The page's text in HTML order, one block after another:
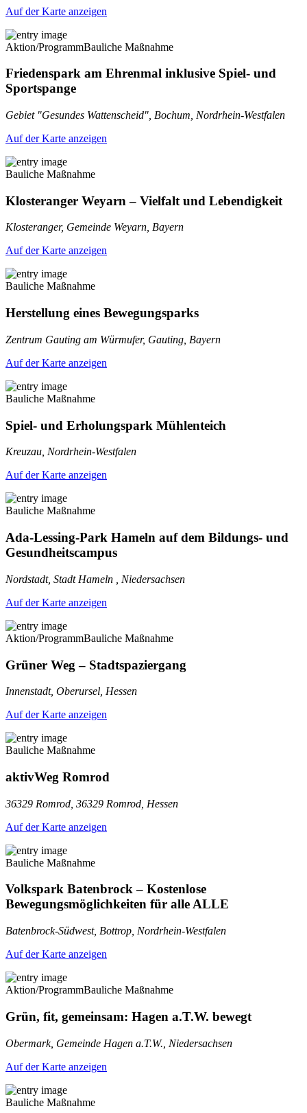
Auf der Karte anzeigen
Aktion/ProgrammBauliche Maßnahme
Friedenspark am Ehrenmal inklusive Spiel- und
Sportspange
Gebiet "Gesundes Wattenscheid", Bochum, Nordrhein-Westfalen
Auf der Karte anzeigen
Bauliche Maßnahme
Klosteranger Weyarn – Vielfalt und Lebendigkeit
Klosteranger, Gemeinde Weyarn, Bayern
Auf der Karte anzeigen
Bauliche Maßnahme
Herstellung eines Bewegungsparks
Zentrum Gauting am Würmufer, Gauting, Bayern
Auf der Karte anzeigen
Bauliche Maßnahme
Spiel- und Erholungspark Mühlenteich
Kreuzau, Nordrhein-Westfalen
Auf der Karte anzeigen
Bauliche Maßnahme
Ada-Lessing-Park Hameln auf dem Bildungs- und
Gesundheitscampus
Nordstadt, Stadt Hameln , Niedersachsen
Auf der Karte anzeigen
Aktion/ProgrammBauliche Maßnahme
Grüner Weg – Stadtspaziergang
Innenstadt, Oberursel, Hessen
Auf der Karte anzeigen
Bauliche Maßnahme
aktivWeg Romrod
36329 Romrod, 36329 Romrod, Hessen
Auf der Karte anzeigen
Bauliche Maßnahme
Volkspark Batenbrock – Kostenlose
Bewegungsmöglichkeiten für alle ALLE
Batenbrock-Südwest, Bottrop, Nordrhein-Westfalen
Auf der Karte anzeigen
Aktion/ProgrammBauliche Maßnahme
Grün, fit, gemeinsam: Hagen a.T.W. bewegt
Obermark, Gemeinde Hagen a.T.W., Niedersachsen
Auf der Karte anzeigen
Bauliche Maßnahme